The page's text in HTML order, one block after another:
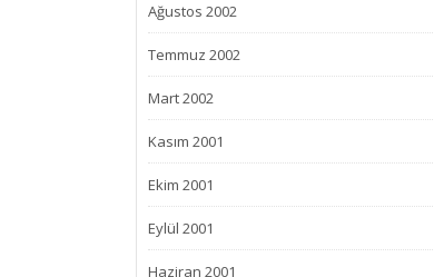
Ağustos 2002
Temmuz 2002
Mart 2002
Kasım 2001
Ekim 2001
Eylül 2001
Haziran 2001